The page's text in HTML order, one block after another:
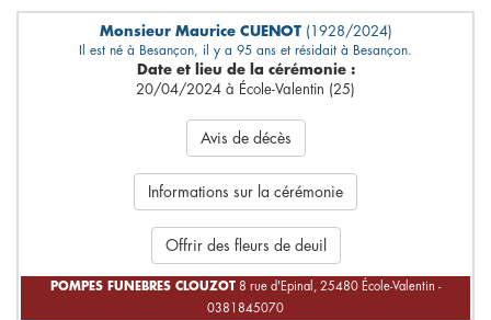
Monsieur Maurice CUENOT (1928/2024)
Il est né à Besançon, il y a 95 ans et résidait à Besançon.
Date et lieu de la cérémonie :
20/04/2024 à École-Valentin (25)
Avis de décès
Informations sur la cérémonie
Offrir des fleurs de deuil
POMPES FUNEBRES CLOUZOT 8 rue d'Epinal, 25480 École-Valentin -
0381845070